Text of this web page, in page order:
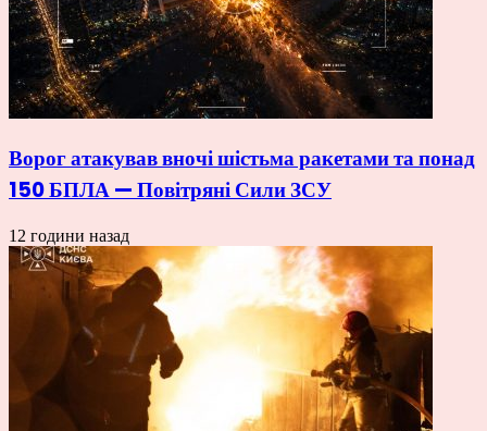
Ворог атакував вночі шістьма ракетами та понад
150 БПЛА — Повітряні Сили ЗСУ
12 години назад